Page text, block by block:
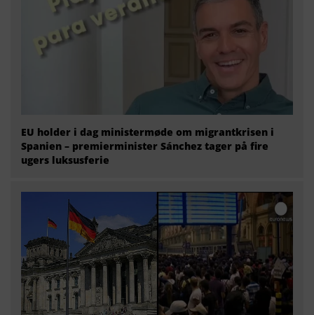
EU holder i dag ministermøde om migrantkrisen i
Spanien – premierminister Sánchez tager på fire
ugers luksusferie